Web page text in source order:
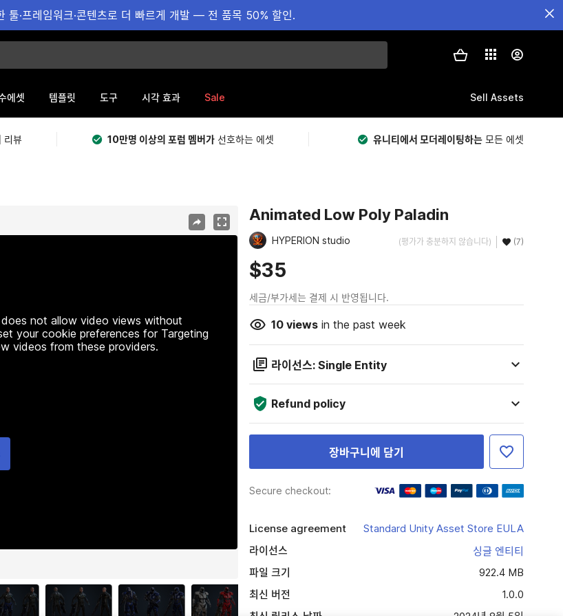
툴·프레임워크·콘텐츠로 더 빠르게 개발 — 전 품목 50% 할인.
에셋 템플릿 도구 시각 효과 Sale Sell Assets
리뷰 10만명 이상의 포럼 멤버가 선호하는 에셋 유니티에서 모더레이팅하는 모든 에셋
not allow video views without
your cookie preferences for Targeting
videos from these providers.
Animated Low Poly Paladin
HYPERION studio (평가가 충분하지 않습니다) (7)
$35
세금/부가세는 결제 시 반영됩니다.
10viewsin the past week
라이선스: Single Entity
Refund policy
장바구니에 담기
Secure checkout:
License agreement
Standard Unity Asset Store EULA
라이선스
싱글 엔티티
파일 크기
922.4 MB
최신 버전
1.0.0